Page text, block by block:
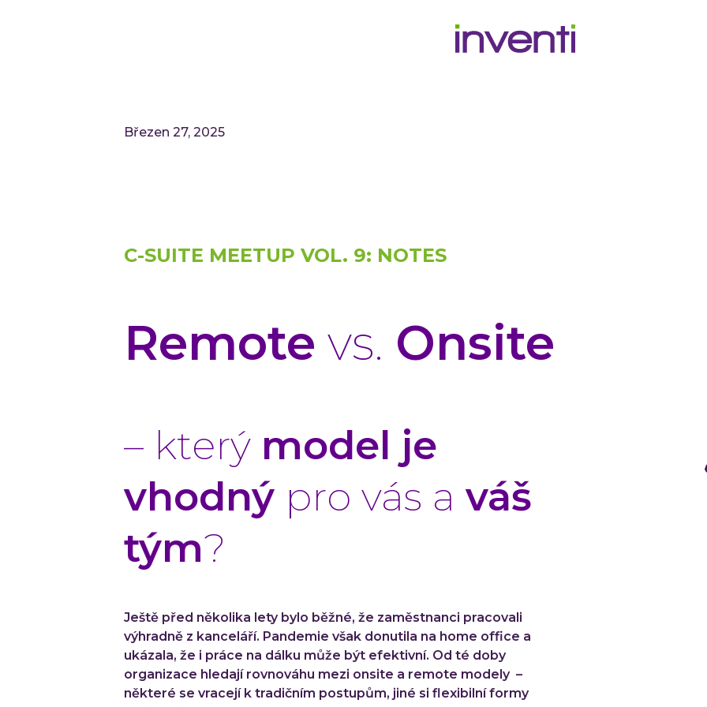
Březen 27, 2025
C-SUITE MEETUP VOL. 9: NOTES
Remote vs. Onsite
– který model je
vhodný pro vás a váš
tým?
Ještě před několika lety bylo běžné, že zaměstnanci pracovali
výhradně z kanceláří. Pandemie však donutila na home office a
ukázala, že i práce na dálku může být efektivní. Od té doby
organizace hledají rovnováhu mezi onsite a remote modely –
některé se vracejí k tradičním postupům, jiné si flexibilní formy